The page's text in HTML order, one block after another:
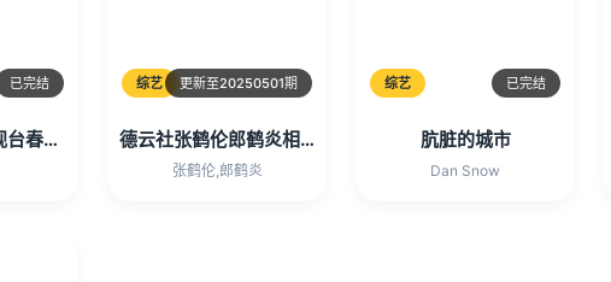
已完结
2002年中央电视台春节联欢晚会
综艺 更新至20250501期
德云社张鹤伦郎鹤炎相声专场淄博站2025
张鹤伦,郎鹤炎
综艺 已完结
肮脏的城市
Dan Snow